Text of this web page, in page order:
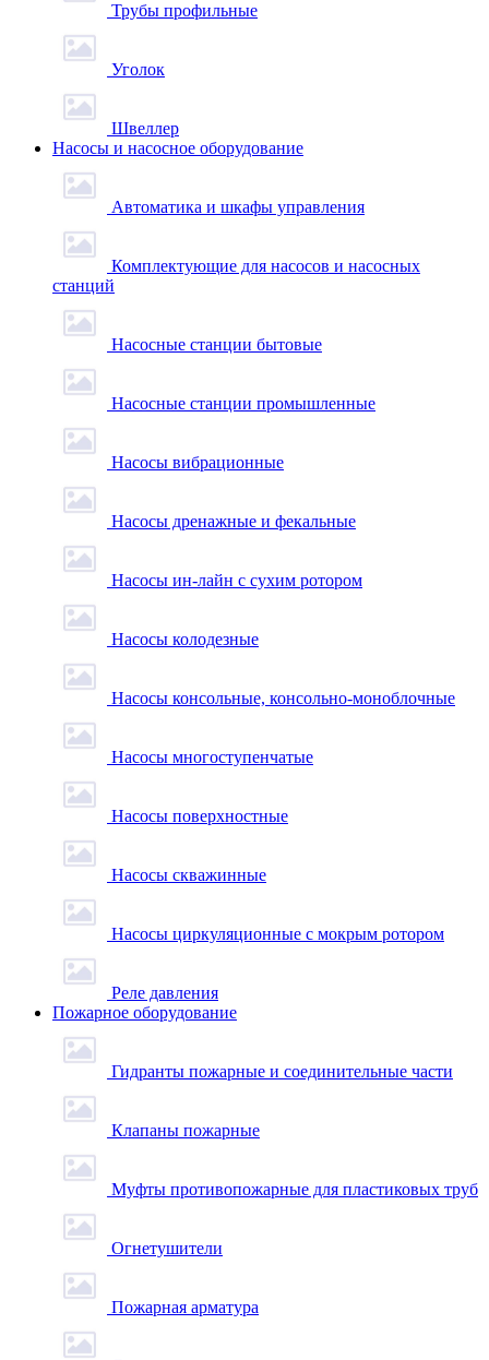
Трубы профильные
Уголок
Швеллер
Насосы и насосное оборудование
Автоматика и шкафы управления
Комплектующие для насосов и насосных
станций
Насосные станции бытовые
Насосные станции промышленные
Насосы вибрационные
Насосы дренажные и фекальные
Насосы ин-лайн с сухим ротором
Насосы колодезные
Насосы консольные, консольно-моноблочные
Насосы многоступенчатые
Насосы поверхностные
Насосы скважинные
Насосы циркуляционные с мокрым ротором
Реле давления
Пожарное оборудование
Гидранты пожарные и соединительные части
Клапаны пожарные
Муфты противопожарные для пластиковых труб
Огнетушители
Пожарная арматура